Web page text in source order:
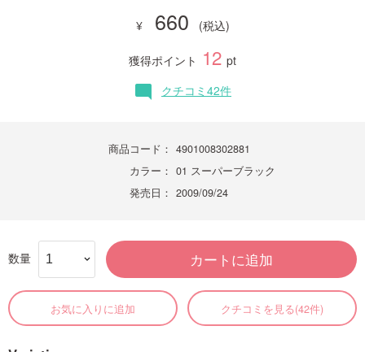
660
獲得ポイント 12 pt
mode_comment クチコミ42件
商品コード： 4901008302881
カラー： 01 スーパーブラック
発売日： 2009/09/24
数量 カートに追加
お気に入りに追加 クチコミを見る(42件)